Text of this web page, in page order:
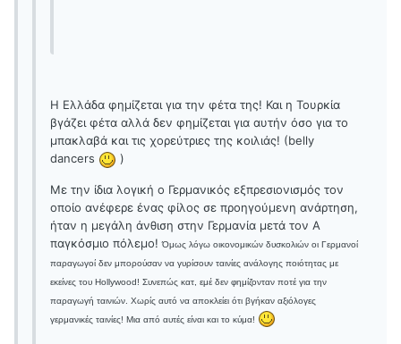
Η Ελλάδα φημίζεται για την φέτα της! Και η Τουρκία
βγάζει φέτα αλλά δεν φημίζεται για αυτήν όσο για το
μπακλαβά και τις χορεύτριες της κοιλιάς! (belly
dancers
)
Με την ίδια λογική ο Γερμανικός εξπρεσιονισμός τον
οποίο ανέφερε ένας φίλος σε προηγούμενη ανάρτηση,
ήταν η μεγάλη άνθιση στην Γερμανία μετά τον Α
παγκόσμιο πόλεμο!Όμως λόγω οικονομικών δυσκολιών οι Γερμανοί
παραγωγοί δεν μπορούσαν να γυρίσουν ταινίες ανάλογης ποιότητας με
εκείνες του Hollywood! Συνεπώς κατ, εμέ δεν φημίζονταν ποτέ για την
παραγωγή ταινιών. Χωρίς αυτό να αποκλείει ότι βγήκαν αξιόλογες
γερμανικές ταινίες! Μια από αυτές είναι και το κύμα!